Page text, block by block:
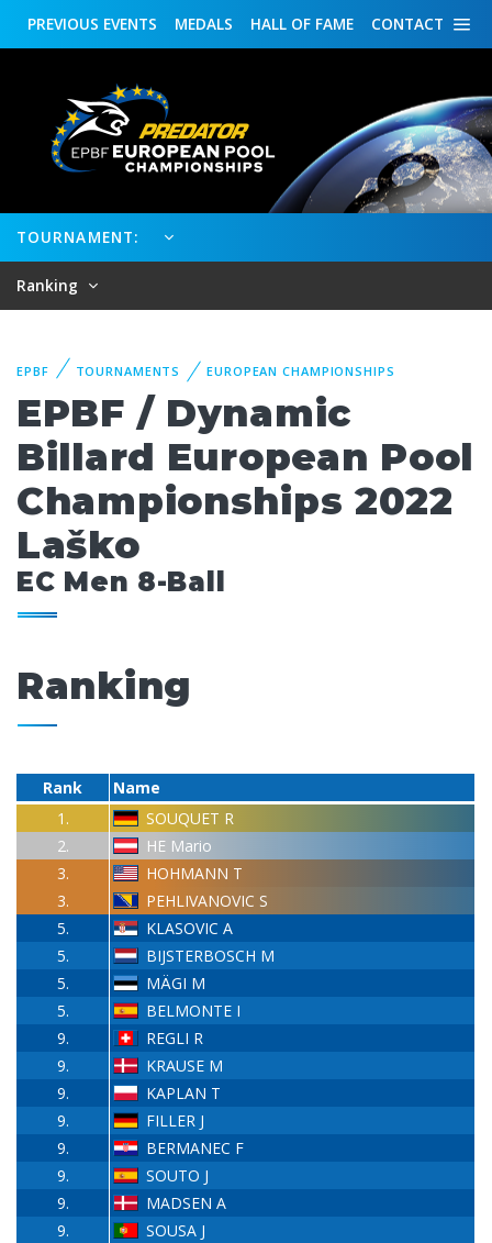
CONTACT
HALL OF FAME
MEDALS
PREVIOUS EVENTS
TOURNAMENT:
Ranking
EPBF TOURNAMENTS EUROPEAN CHAMPIONSHIPS
EPBF / Dynamic
Billard European Pool
Championships 2022
Laško
EC Men 8-Ball
Ranking
Rank
Name
1.
SOUQUET R
2.
HE Mario
3.
HOHMANN T
3.
PEHLIVANOVIC S
5.
KLASOVIC A
5.
BIJSTERBOSCH M
5.
MÄGI M
5.
BELMONTE I
9.
REGLI R
9.
KRAUSE M
9.
KAPLAN T
9.
FILLER J
9.
BERMANEC F
9.
SOUTO J
9.
MADSEN A
9.
SOUSA J